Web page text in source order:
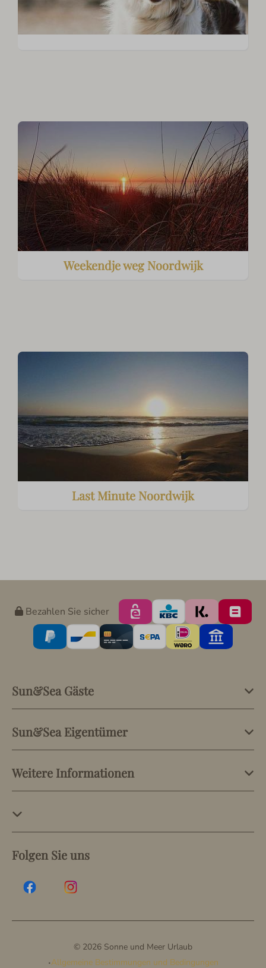
Weekendje weg Noordwijk
Last Minute Noordwijk
Bezahlen Sie sicher
Sun&Sea Gäste
Sun&Sea Eigentümer
Weitere Informationen
Folgen Sie uns
© 2026 Sonne und Meer Urlaub
·Allgemeine Bestimmungen und Bedingungen